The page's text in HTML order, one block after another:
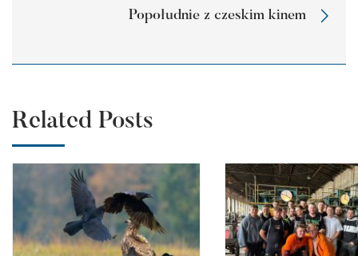
Popołudnie z czeskim kinem
Related Posts